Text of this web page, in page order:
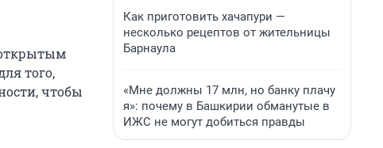
того,
чтобы
Как приготовить хачапури —
несколько рецептов от жительницы
Барнаула
«Мне должны 17 млн, но банку плачу
я»: почему в Башкирии обманутые в
ИЖС не могут добиться правды